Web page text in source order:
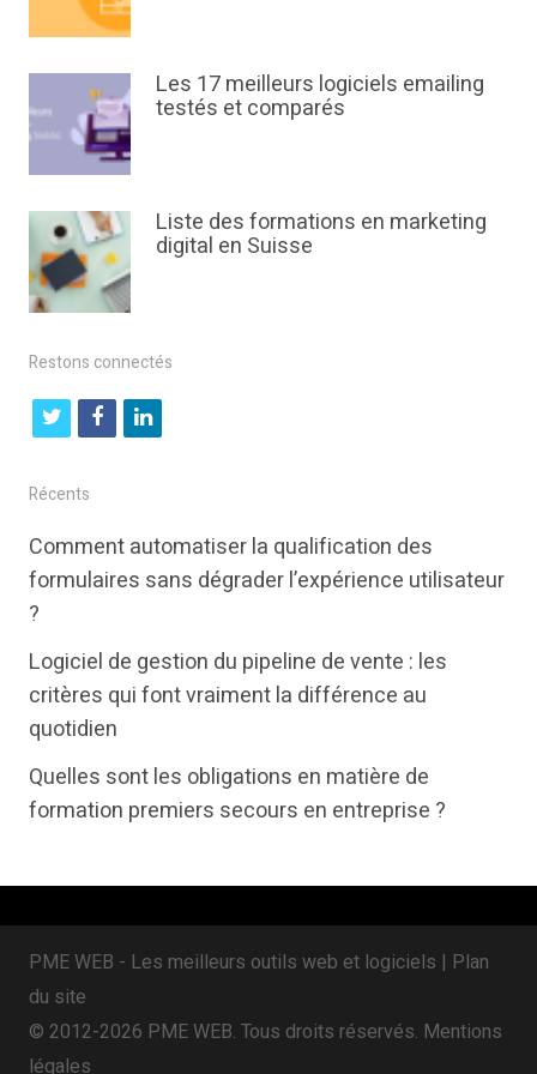
Les 17 meilleurs logiciels emailing
testés et comparés
Liste des formations en marketing
digital en Suisse
Restons connectés
t
i
t
r
f
b
k
l
k
e
n
Récents
Comment automatiser la qualification des
formulaires sans dégrader l’expérience utilisateur
?
Logiciel de gestion du pipeline de vente : les
critères qui font vraiment la différence au
quotidien
Quelles sont les obligations en matière de
formation premiers secours en entreprise ?
PME WEB - Les meilleurs outils web et logiciels | Plan
du site
© 2012-2026 PME WEB. Tous droits réservés. Mentions
légales